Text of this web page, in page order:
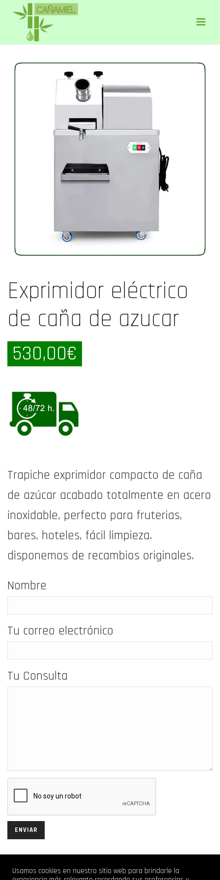
Exprimidor eléctrico
de caña de azucar
530,00€
Trapiche exprimidor compacto de caña
de azúcar acabado totalmente en acero
inoxidable, perfecto para fruterias,
bares, hoteles, fácil limpieza.
disponemos de recambios originales.
Nombre
Tu correo electrónico
Tu Consulta
Usamos cookies en nuestro sitio web para brindarle la